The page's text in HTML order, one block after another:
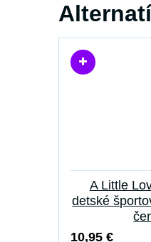
A Little
detské
10,95 €